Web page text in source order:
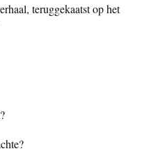
teruggekaatst op het